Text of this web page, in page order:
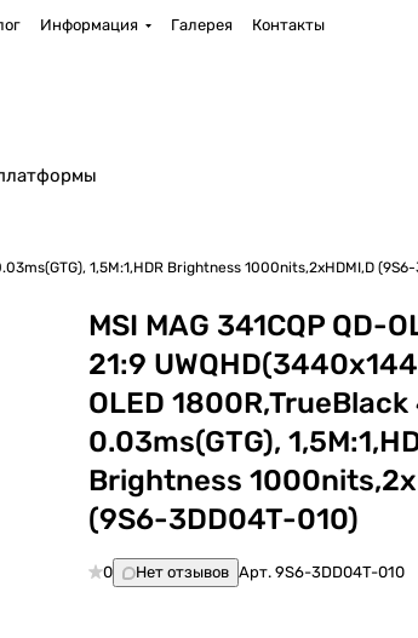
Информация Галерея Контакты
1,5M:1,HDR Brightness 1000nits,2xHDMI,D
MSI MAG 341CQP QD-
21:9
OLED
0.03ms(GTG),
Brightness
(9S6-3DD04T-010)
0 Нет отзывов Арт.9S6-3DD04T-010